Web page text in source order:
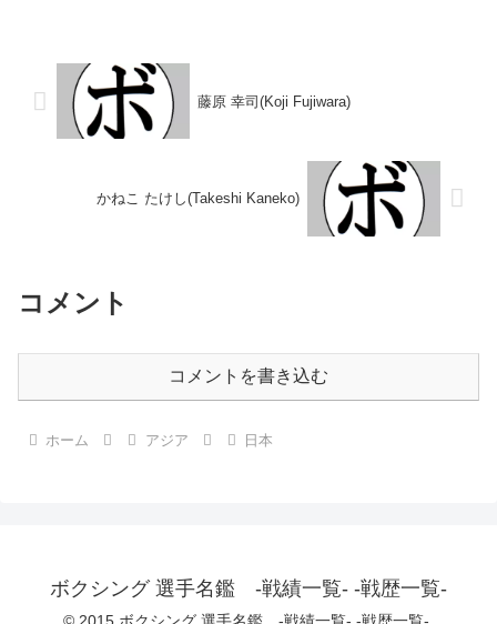
パーフラ...
藤原 幸司(Koji Fujiwara)
かねこ たけし(Takeshi Kaneko)
コメント
コメントを書き込む
ホーム アジア 日本
ボクシング 選手名鑑 -戦績一覧- -戦歴一覧-